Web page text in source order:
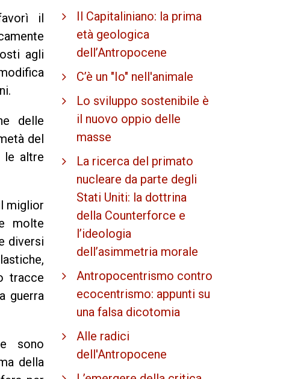
il
agli
delle
del
le altre
miglior
molte
diversi
tracce
guerra
sono
della
Il Capitaliniano: la prima
età geologica
dell’Antropocene
C’è un "Io" nell'animale
Lo sviluppo sostenibile è
il nuovo oppio delle
masse
La ricerca del primato
nucleare da parte degli
Stati Uniti: la dottrina
della Counterforce e
l’ideologia
dell’asimmetria morale
Antropocentrismo contro
ecocentrismo: appunti su
una falsa dicotomia
Alle radici
dell'Antropocene